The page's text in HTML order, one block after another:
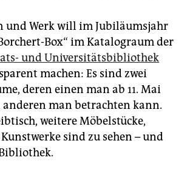
und Werk will im Jubiläumsjahr
Box“ im Katalograum der
und Universitätsbibliothek
machen: Es sind zwei
deren einen man ab 11. Mai
man betrachten kann.
weitere Möbelstücke,
sind zu sehen – und